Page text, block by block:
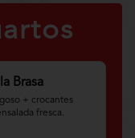
Brasa
+ crocantes
fresca.